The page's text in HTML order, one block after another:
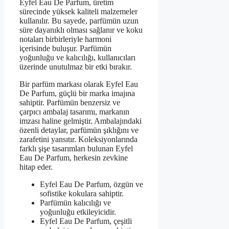
Eyfel Eau De Parfum, üretim
sürecinde yüksek kaliteli malzemeler
kullanılır. Bu sayede, parfümün uzun
süre dayanıklı olması sağlanır ve koku
notaları birbirleriyle harmoni
içerisinde buluşur. Parfümün
yoğunluğu ve kalıcılığı, kullanıcıları
üzerinde unutulmaz bir etki bırakır.
Bir parfüm markası olarak Eyfel Eau
De Parfum, güçlü bir marka imajına
sahiptir. Parfümün benzersiz ve
çarpıcı ambalaj tasarımı, markanın
imzası haline gelmiştir. Ambalajındaki
özenli detaylar, parfümün şıklığını ve
zarafetini yansıtır. Koleksiyonlarında
farklı şişe tasarımları bulunan Eyfel
Eau De Parfum, herkesin zevkine
hitap eder.
Eyfel Eau De Parfum, özgün ve
sofistike kokulara sahiptir.
Parfümün kalıcılığı ve
yoğunluğu etkileyicidir.
Eyfel Eau De Parfum, çeşitli